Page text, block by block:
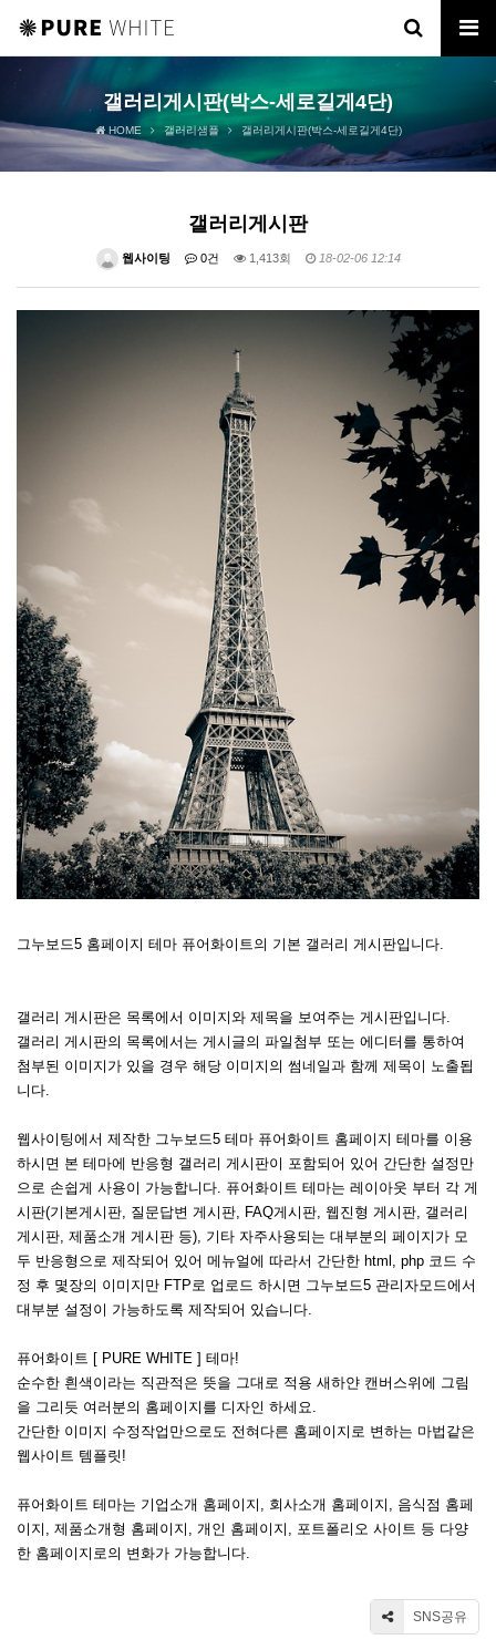
갤러리게시판(박스-세로길게4단)
HOME 갤러리샘플 갤러리게시판(박스-세로길게4단)
갤러리게시판
웹사이팅 0건 1,413회 18-02-06 12:14
그누보드5 홈페이지 테마 퓨어화이트의 기본 갤러리 게시판입니다.
갤러리 게시판은 목록에서 이미지와 제목을 보여주는 게시판입니다.
갤러리 게시판의 목록에서는 게시글의 파일첨부 또는 에디터를 통하여
첨부된 이미지가 있을 경우 해당 이미지의 썸네일과 함께 제목이 노출됩
니다.
웹사이팅에서 제작한 그누보드5 테마 퓨어화이트 홈페이지 테마를 이용
하시면 본 테마에 반응형 갤러리 게시판이 포함되어 있어 간단한 설정만
으로 손쉽게 사용이 가능합니다. 퓨어화이트 테마는 레이아웃 부터 각 게
시판(기본게시판, 질문답변 게시판, FAQ게시판, 웹진형 게시판, 갤러리
게시판, 제품소개 게시판 등), 기타 자주사용되는 대부분의 페이지가 모
두 반응형으로 제작되어 있어 메뉴얼에 따라서 간단한 html, php 코드 수
정 후 몇장의 이미지만 FTP로 업로드 하시면 그누보드5 관리자모드에서
대부분 설정이 가능하도록 제작되어 있습니다.
퓨어화이트 [ PURE WHITE ] 테마!
순수한 흰색이라는 직관적은 뜻을 그대로 적용 새하얀 캔버스위에 그림
을 그리듯 여러분의 홈페이지를 디자인 하세요.
간단한 이미지 수정작업만으로도 전혀다른 홈페이지로 변하는 마법같은
웹사이트 템플릿!
퓨어화이트 테마는 기업소개 홈페이지, 회사소개 홈페이지, 음식점 홈페
이지, 제품소개형 홈페이지, 개인 홈페이지, 포트폴리오 사이트 등 다양
한 홈페이지로의 변화가 가능합니다.
SNS공유